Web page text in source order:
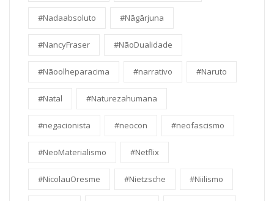
#Nadaabsoluto #Nāgārjuna
#NancyFraser #NãoDualidade
#Nãoolheparacima #narrativo #Naruto
#Natal #Naturezahumana
#negacionista #neocon #neofascismo
#NeoMaterialismo #Netflix
#NicolauOresme #Nietzsche #Niilismo